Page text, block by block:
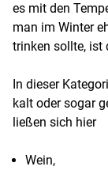
es mit den
man im Winter
trinken sollte, ist
In dieser
kalt oder sogar
ließen sich hier
Wein,